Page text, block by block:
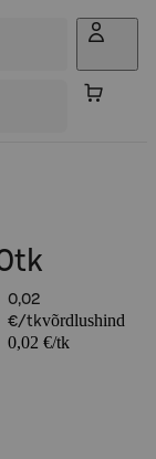
0,02
€/tkvõrdlushind
0,02 €/tk